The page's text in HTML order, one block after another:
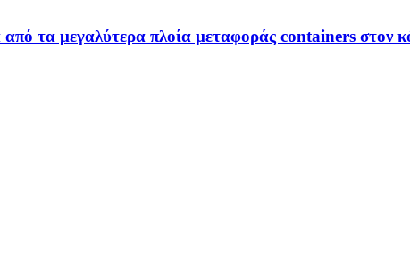
τα μεγαλύτερα πλοία μεταφοράς containers στον